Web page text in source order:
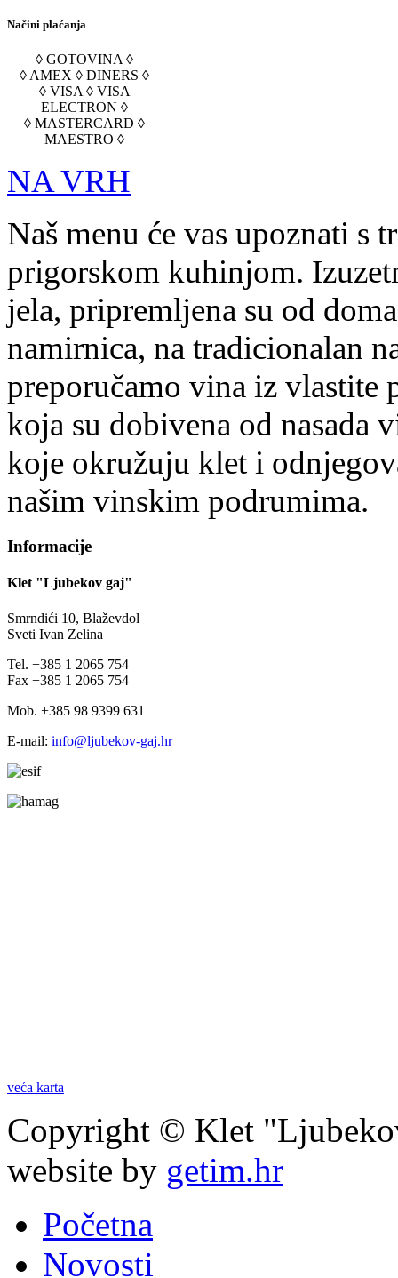
Načini plaćanja
◊ GOTOVINA ◊
◊ AMEX ◊ DINERS ◊
◊ VISA ◊ VISA
ELECTRON ◊
◊ MASTERCARD ◊
MAESTRO ◊
NA VRH
Naš menu će vas upoznati s
prigorskom kuhinjom.
jela, pripremljena su od
namirnica, na tradicionalan
preporučamo vina iz vlastite
koja su dobivena od nasada
koje okružuju klet i
našim vinskim podrumima.
Informacije
Klet "Ljubekov gaj"
Smrndići 10, Blaževdol
Sveti Ivan Zelina
Tel. +385 1 2065 754
Fax +385 1 2065 754
Mob. +385 98 9399 631
E-mail: info@ljubekov-gaj.hr
veća karta
Copyright © Klet
website by getim.hr
Početna
Novosti